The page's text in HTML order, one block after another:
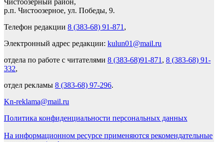
Чистоозёрный район,
р.п. Чистоозерное, ул. Победы, 9.
Телефон редакции 8 (383-68) 91-871 ,
Электронный адрес редакции: kulun01@mail.ru
отдела по работе с читателями 8 (383-68)91-871 , 8 (383-68) 91-
332,
отдел рекламы 8 (383-68) 97-296.
Kn-reklama@mail.ru
Политика конфиденциальности персональных данных
На информационном ресурсе применяются рекомендательные